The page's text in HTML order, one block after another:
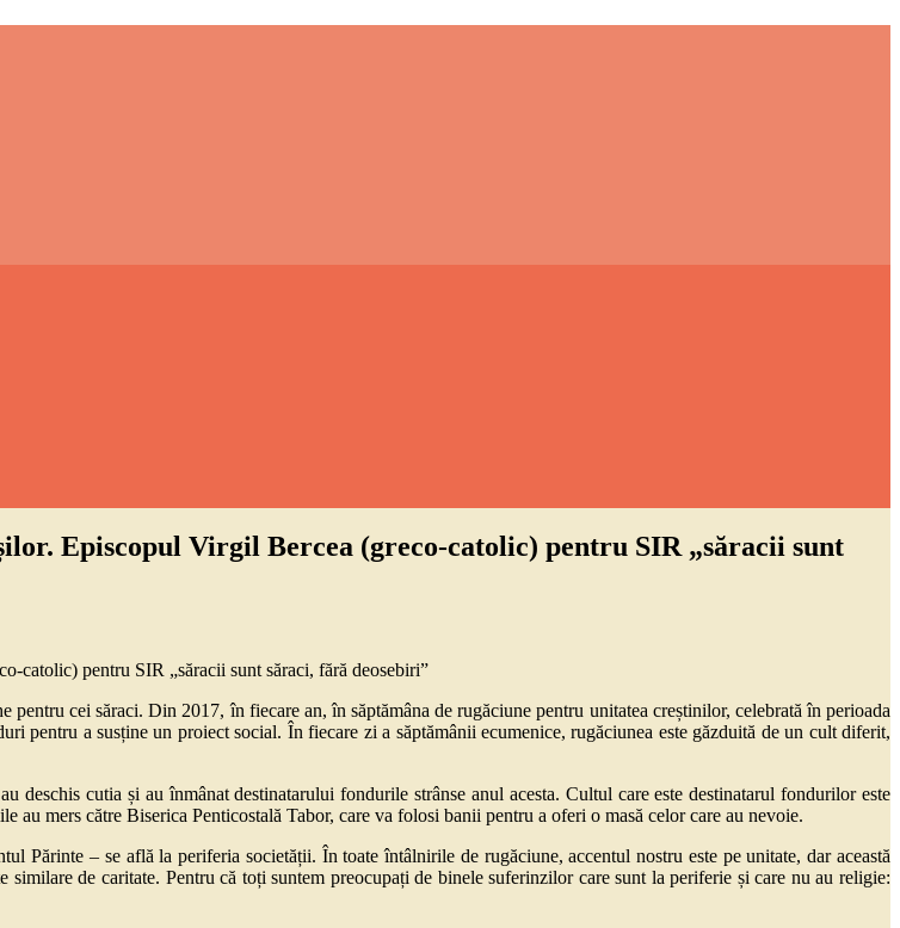
Episcopul Virgil Bercea (greco-catolic) pentru SIR „săracii sunt
cei săraci. Din 2017, în fiecare an, în săptămâna de rugăciune pentru unitatea creștinilor, celebrată în perioada
pentru a susține un proiect social. În fiecare zi a săptămânii ecumenice, rugăciunea este găzduită de un cult diferit,
cutia și au înmânat destinatarului fondurile strânse anul acesta. Cultul care este destinatarul fondurilor este
au mers către Biserica Penticostală Tabor, care va folosi banii pentru a oferi o masă celor care au nevoie.
Părinte – se află la periferia societății. În toate întâlnirile de rugăciune, accentul nostru este pe unitate, dar această
de caritate. Pentru că toți suntem preocupați de binele suferinzilor care sunt la periferie și care nu au religie: